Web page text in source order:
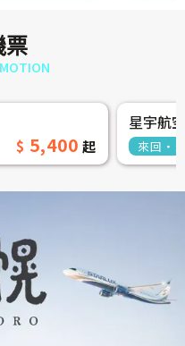
票
5,400
星宇航
來回‧